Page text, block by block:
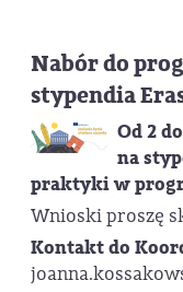
Nabór do
stypendia
Od 2
na
praktyki w
Wnioski proszę
Kontakt do